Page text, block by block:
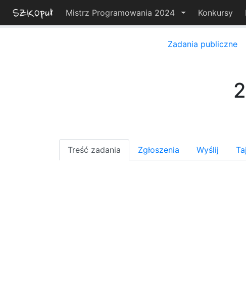
Mistrz Programowania 2024 Konkursy
Zadania publiczne
Treść zadania Zgłoszenia Wyślij